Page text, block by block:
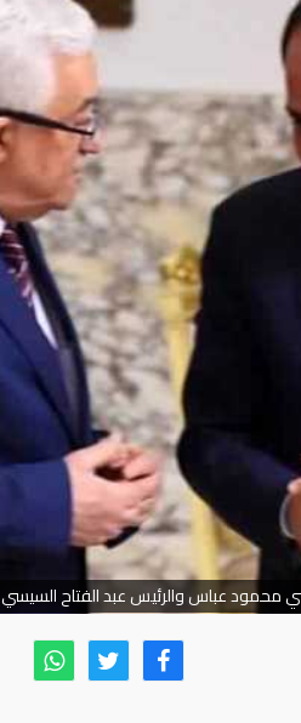
محمود عباس والرئيس عبد الفتاح السيسي